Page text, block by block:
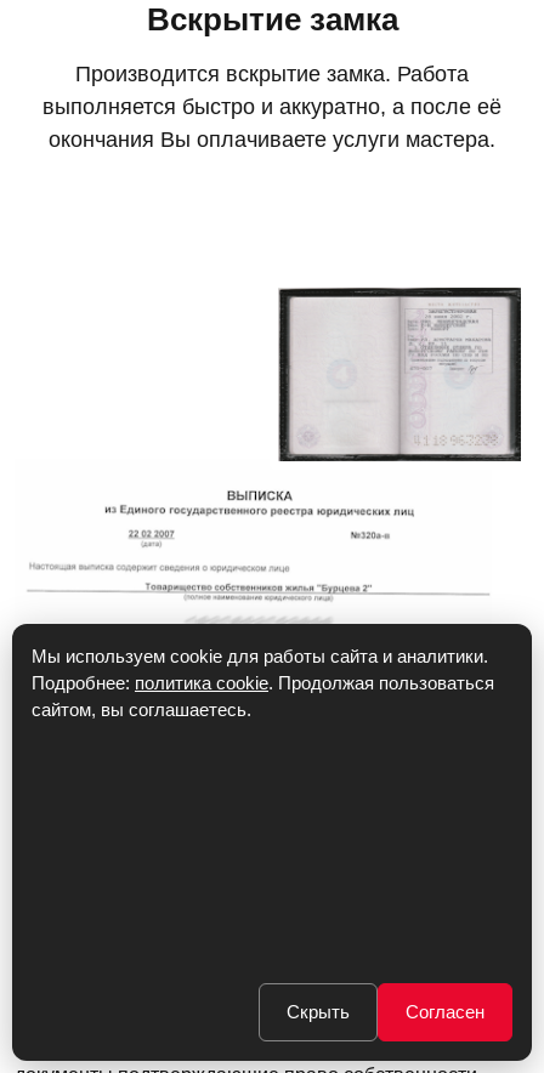
Вскрытие замка
Производится вскрытие замка. Работа
выполняется быстро и аккуратно, а после её
окончания Вы оплачиваете услуги мастера.
ДЛЯ ВСКРЫТИЯ ЗАМКА?
Для вскрытия дверных замков вы должны представить
Мы используем cookie для работы сайта и аналитики.
Подробнее: политика cookie. Продолжая пользоваться
сайтом, вы соглашаетесь.
Скрыть Согласен